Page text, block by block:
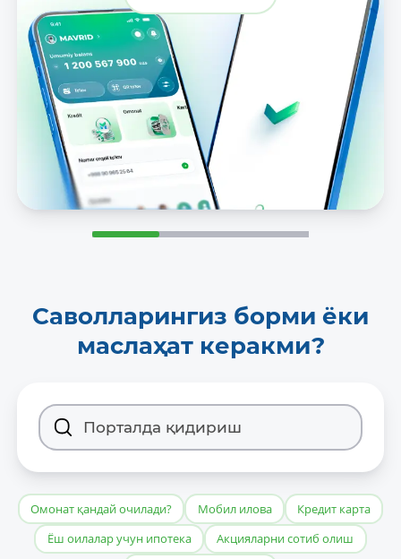
Саволларингиз борми ёки
маслаҳат керакми?
Омонат қандай очилади? Мобил илова
Кредит карта
Ёш оилалар учун ипотека
Акцияларни сотиб олиш